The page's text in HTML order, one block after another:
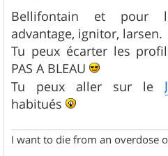
s
s
a
g
e
Bellifontain et pour
advantage, ignitor, larsen.
Tu peux écarter les
PAS A BLEAU
Tu peux aller sur le
habitués
I want to die from an overdose